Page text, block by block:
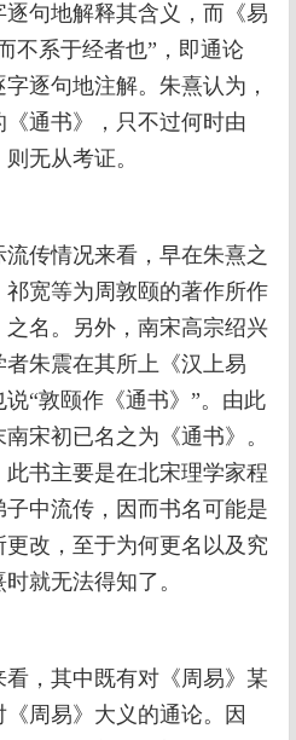
句地解释其含义，而《易
不系于经者也”，即通论
逐句地注解。朱熹认为，
《通书》，只不过何时由
无从考证。
传情况来看，早在朱熹之
宽等为周敦颐的著作所作
名。另外，南宋高宗绍兴
者朱震在其所上《汉上易
“敦颐作《通书》”。由此
宋初已名之为《通书》。
书主要是在北宋理学家程
中流传，因而书名可能是
改，至于为何更名以及究
就无法得知了。
，其中既有对《周易》某
周易》大义的通论。因